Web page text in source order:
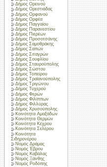
Δήμος Ορεινού
Δήμος Ορεστιάδας
Δήμος Ορφανού
Δήμος Ορφέα
Δήμος Παγγαίου
Δήμος Παρανεστίου
Δήμος Πιερέων
Δήμος Προσοτσάνης
Δήμος Σαμοθράκης
Δήμος Σαπών
Δήμος Σιταγρών
Δήμος Σουφλίου
Δήμος Σταυρούπολης
Δήμος Σώστου
Δήμος Τοπείρου
Δήμος Τραϊανούπολης
Δήμος Τριγώνου
Δήμος Τυχερού
Δήμος Φερών
Δήμος Φιλίππων
Δήμος Φιλλύρας
Δήμος Χρυσούπολης
Κοινότητα Αμαξάδων
Κοινότητα Θερμών
Κοινότητα Κέχρου
Κοινότητα Σελέρου
Κοινότητα
Σιδηρονέρου
Νομός Δράμας
Νομός Έβρου
Νομός Καβάλας
Νομός Ξάνθης
Νομός Ροδόπης